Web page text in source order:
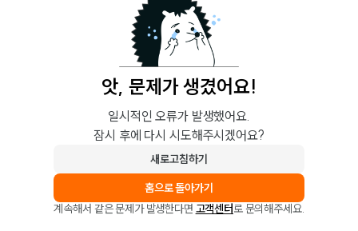
앗, 문제가 생겼어요!
일시적인 오류가 발생했어요.
잠시 후에 다시 시도해주시겠어요?
새로고침하기
홈으로 돌아가기
계속해서 같은 문제가 발생한다면 고객센터로 문의해주세요.